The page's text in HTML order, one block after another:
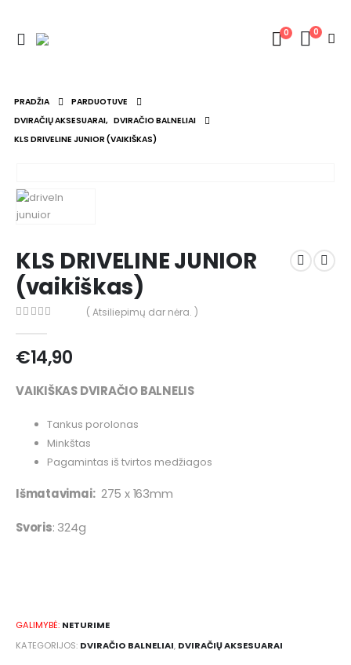
0 0
PRADŽIA
PARDUOTUVE
DVIRAČIŲ AKSESUARAI, DVIRAČIO BALNELIAI
KLS DRIVELINE JUNIOR (VAIKIŠKAS)
KLS DRIVELINE JUNIOR
(vaikiškas)
( Atsiliepimų dar nėra. )
€14,90
VAIKIŠKAS DVIRAČIO BALNELIS
Tankus porolonas
Minkštas
Pagamintas iš tvirtos medžiagos
Išmatavimai:275 x 163mm
Svoris: 324g
GALIMYBĖ: NETURIME
KATEGORIJOS: DVIRAČIO BALNELIAI, DVIRAČIŲ AKSESUARAI